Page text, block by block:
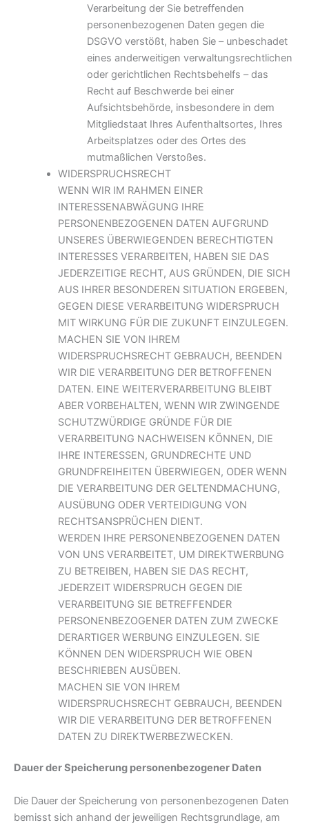
Verarbeitung der Sie betreffenden
personenbezogenen Daten gegen die
DSGVO verstößt, haben Sie – unbeschadet
eines anderweitigen verwaltungsrechtlichen
oder gerichtlichen Rechtsbehelfs – das
Recht auf Beschwerde bei einer
Aufsichtsbehörde, insbesondere in dem
Mitgliedstaat Ihres Aufenthaltsortes, Ihres
Arbeitsplatzes oder des Ortes des
mutmaßlichen Verstoßes.
WIDERSPRUCHSRECHT
WENN WIR IM RAHMEN EINER
INTERESSENABWÄGUNG IHRE
PERSONENBEZOGENEN DATEN AUFGRUND
UNSERES ÜBERWIEGENDEN BERECHTIGTEN
INTERESSES VERARBEITEN, HABEN SIE DAS
JEDERZEITIGE RECHT, AUS GRÜNDEN, DIE SICH
AUS IHRER BESONDEREN SITUATION ERGEBEN,
GEGEN DIESE VERARBEITUNG WIDERSPRUCH
MIT WIRKUNG FÜR DIE ZUKUNFT EINZULEGEN.
MACHEN SIE VON IHREM
WIDERSPRUCHSRECHT GEBRAUCH, BEENDEN
WIR DIE VERARBEITUNG DER BETROFFENEN
DATEN. EINE WEITERVERARBEITUNG BLEIBT
ABER VORBEHALTEN, WENN WIR ZWINGENDE
SCHUTZWÜRDIGE GRÜNDE FÜR DIE
VERARBEITUNG NACHWEISEN KÖNNEN, DIE
IHRE INTERESSEN, GRUNDRECHTE UND
GRUNDFREIHEITEN ÜBERWIEGEN, ODER WENN
DIE VERARBEITUNG DER GELTENDMACHUNG,
AUSÜBUNG ODER VERTEIDIGUNG VON
RECHTSANSPRÜCHEN DIENT.
WERDEN IHRE PERSONENBEZOGENEN DATEN
VON UNS VERARBEITET, UM DIREKTWERBUNG
ZU BETREIBEN, HABEN SIE DAS RECHT,
JEDERZEIT WIDERSPRUCH GEGEN DIE
VERARBEITUNG SIE BETREFFENDER
PERSONENBEZOGENER DATEN ZUM ZWECKE
DERARTIGER WERBUNG EINZULEGEN. SIE
KÖNNEN DEN WIDERSPRUCH WIE OBEN
BESCHRIEBEN AUSÜBEN.
MACHEN SIE VON IHREM
WIDERSPRUCHSRECHT GEBRAUCH, BEENDEN
WIR DIE VERARBEITUNG DER BETROFFENEN
DATEN ZU DIREKTWERBEZWECKEN.
Dauer der Speicherung personenbezogener Daten
Die Dauer der Speicherung von personenbezogenen Daten
bemisst sich anhand der jeweiligen Rechtsgrundlage, am